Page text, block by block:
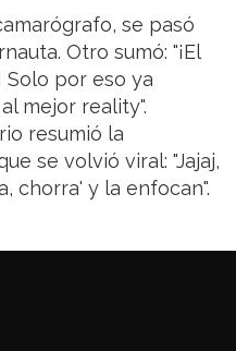
se pasó
Otro sumó: "¡El
por eso ya
mejor reality".
resumió la
se volvió viral: "Jajaj,
chorra' y la enfocan".